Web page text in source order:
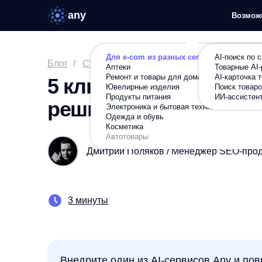
any Возможности
Для e-com из разных сегментов
Аптеки
Ремонт и товары для дома
Ювелирные изделия
Продукты питания
Электроника и бытовая техника
Одежда и обувь
Косметика
Автотовары
AI-поиск по сайту
Товарные AI-
AI-карточка товара
Поиск товаров по
ИИ-ассистент в
5 ключевых бизнес-
решить с помощью AI в
/ /
Оптимизируем
5 ключевых
в eCommerce
Дмитрий Поляков / Менеджер SEO-продуктов